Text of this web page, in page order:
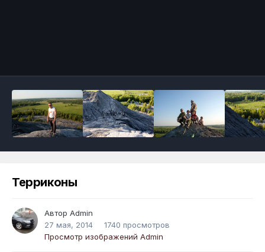
Терриконы
Автор Admin
27 мая, 2014
1740 просмотров
Просмотр изображений Admin